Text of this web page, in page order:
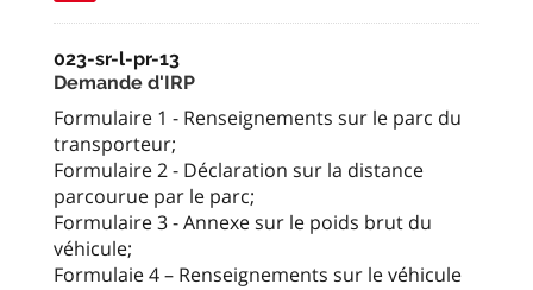
023-sr-l-pr-13
Demande d'IRP
Formulaire 1 - Renseignements sur le parc du
transporteur;
Formulaire 2 - Déclaration sur la distance
parcourue par le parc;
Formulaire 3 - Annexe sur le poids brut du
véhicule;
Formulaie 4 – Renseignements sur le véhicule